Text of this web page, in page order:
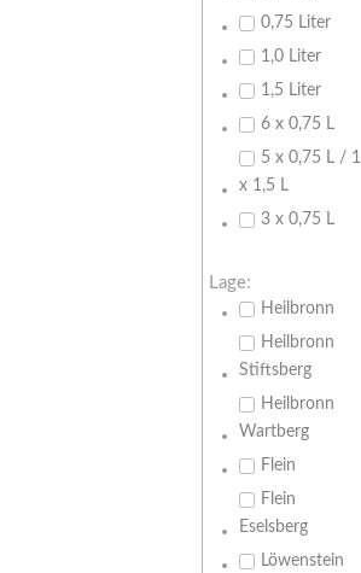
0,75 Liter
1,0 Liter
1,5 Liter
6 x 0,75 L
5 x 0,75 L / 1
x 1,5 L
3 x 0,75 L
Lage:
Heilbronn
Heilbronn
Stiftsberg
Heilbronn
Wartberg
Flein
Flein
Eselsberg
Löwenstein